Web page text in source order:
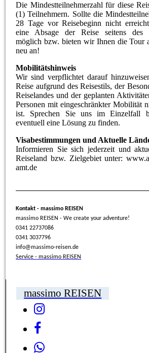
Die Mindestteilnehmerzahl für diese
(1) Teilnehmern. Sollte die
28 Tage vor Reisebeginn nicht
eine Absage der Reise seitens des
möglich bzw. bieten wir Ihnen die Tour
neu an!
Mobilitätshinweis
Wir sind verpflichtet darauf
Reise aufgrund des Reisestils, der
Reiselandes und der geplanten
Personen mit eingeschränkter Mobilität
ist. Sprechen Sie uns im Einzelfall
eventuell eine Lösung zu finden.
Visabestimmungen und Aktuelle
Informieren Sie sich jederzeit und
Reiseland bzw. Zielgebiet unter:
amt.de
Kontakt - massimo REISEN
massimo REISEN - We create your adventure!
0341 22737086
0341 3037796
info@massimo-reisen.de
Service - massimo REISEN
massimo REISEN